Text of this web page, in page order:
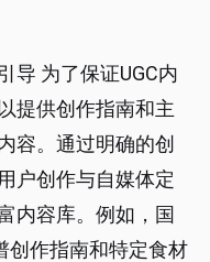
导 为了保证UGC内
提供创作指南和主
容。通过明确的创
户创作与自媒体定
内容库。例如，国
创作指南和特定食材